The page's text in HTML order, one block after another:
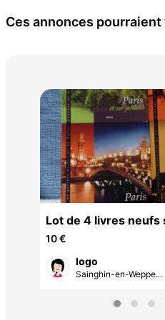
Ces annonces
Lot de 4 livres neufs
10 €
logo
Sainghin-en-Weppe...